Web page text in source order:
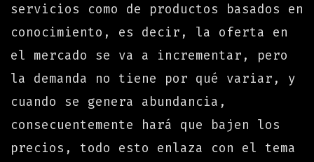
servicios como de productos basados en
conocimiento, es decir, la oferta en
el mercado se va a incrementar, pero
la demanda no tiene por qué variar, y
cuando se genera abundancia,
consecuentemente hará que bajen los
precios, todo esto enlaza con el tema